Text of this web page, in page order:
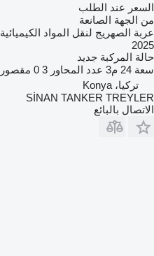
السعر عند الطلب
من الجهة الصانعة
عربة الصهريج لنقل المواد الكيميائية
2025
حالة المركبة جديد
سعة 24 م3 عدد المحاور 3 0 مقصورة
تركيا، Konya
SİNAN TANKER TREYLER
الاتصال بالبائع